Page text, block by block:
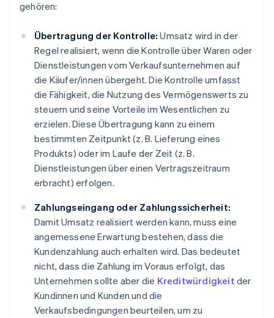
gehören:
Übertragung der Kontrolle: Umsatz wird in der
Regel realisiert, wenn die Kontrolle über Waren oder
Dienstleistungen vom Verkaufsunternehmen auf
die Käufer/innen übergeht. Die Kontrolle umfasst
die Fähigkeit, die Nutzung des Vermögenswerts zu
steuern und seine Vorteile im Wesentlichen zu
erzielen. Diese Übertragung kann zu einem
bestimmten Zeitpunkt (z. B. Lieferung eines
Produkts) oder im Laufe der Zeit (z. B.
Dienstleistungen über einen Vertragszeitraum
erbracht) erfolgen.
Zahlungseingang oder Zahlungssicherheit:
Damit Umsatz realisiert werden kann, muss eine
angemessene Erwartung bestehen, dass die
Kundenzahlung auch erhalten wird. Das bedeutet
nicht, dass die Zahlung im Voraus erfolgt, das
Unternehmen sollte aber die Kreditwürdigkeit der
Kundinnen und Kunden und die
Verkaufsbedingungen beurteilen, um zu